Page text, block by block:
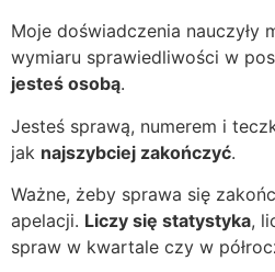
Moje doświadczenia nauczyły
wymiaru sprawiedliwości w
jesteś osobą.
Jesteś sprawą, numerem i
jak najszybciej zakończyć.
Ważne, żeby sprawa się
apelacji. Liczy się statystyka,
spraw w kwartale czy w